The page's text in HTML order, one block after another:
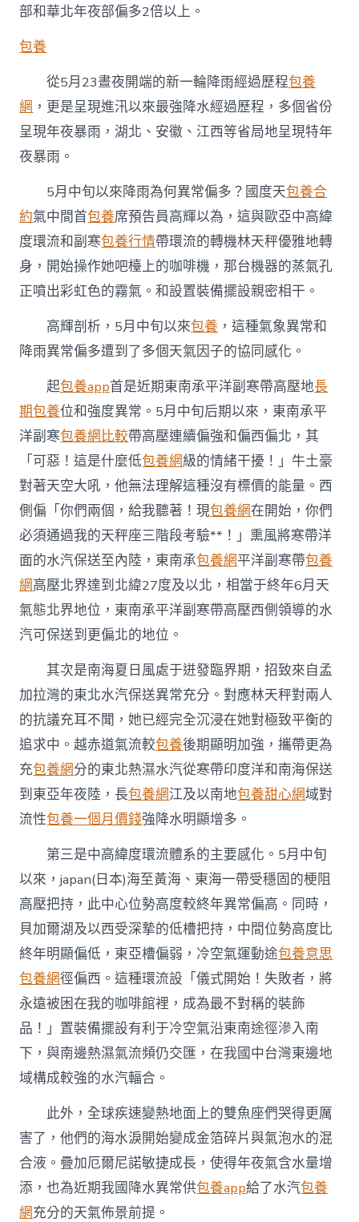
心
得
答〉
中
部和華北年夜部偏多2倍以上。
包養
從5月23晝夜開端的新一輪降雨經過歷程包養
網 ，更是呈現進汛以來最強降水經過歷程，多個省份
呈現年夜暴雨，湖北、安徽、江西等省局地呈現特年
夜暴雨。
5月中旬以來降雨為何異常偏多？國度天包養合
約氣中間首包養席預告員高輝以為，這與歐亞中高緯
度環流和副寒包養行情帶環流的轉機林天秤優雅地轉
身，開始操作她吧檯上的咖啡機，那台機器的蒸氣孔
正噴出彩虹色的霧氣。和設置裝備擺設親密相干。
高輝剖析，5月中旬以來包養 ，這種氣象異常和
降雨異常偏多遭到了多個天氣因子的協同感化。
起包養app首是近期東南承平洋副寒帶高壓地長
期包養位和強度異常。5月中旬后期以來，東南承平
洋副寒包養網比較帶高壓連續偏強和偏西偏北，其
「可惡！這是什麼低包養網級的情緒干擾！」牛土豪
對著天空大吼，他無法理解這種沒有標價的能量。西
側偏「你們兩個，給我聽著！現包養網在開始，你們
必須通過我的天秤座三階段考驗**！」熏風將寒帶洋
面的水汽保送至內陸，東南承包養網平洋副寒帶包養
網高壓北界達到北緯27度及以北，相當于終年6月天
氣態北界地位，東南承平洋副寒帶高壓西側領導的水
汽可保送到更偏北的地位。
其次是南海夏日風處于迸發臨界期，招致來自孟
加拉灣的東北水汽保送異常充分。對應林天秤對兩人
的抗議充耳不聞，她已經完全沉浸在她對極致平衡的
追求中。越赤道氣流較包養後期顯明加強，攜帶更為
充包養網分的東北熱濕水汽從寒帶印度洋和南海保送
到東亞年夜陸，長包養網江及以南地包養甜心網域對
流性包養一個月價錢強降水明顯增多。
第三是中高緯度環流體系的主要感化。5月中旬
以來，japan(日本)海至黃海、東海一帶受穩固的梗阻
高壓把持，此中心位勢高度較終年異常偏高。同時，
貝加爾湖及以西受深摯的低槽把持，中間位勢高度比
終年明顯偏低，東亞槽偏弱，冷空氣運動途包養意思
包養網徑偏西。這種環流設「儀式開始！失敗者，將
永遠被困在我的咖啡館裡，成為最不對稱的裝飾
品！」置裝備擺設有利于冷空氣沿東南途徑滲入南
下，與南邊熱濕氣流頻仍交匯，在我國中台灣東邊地
域構成較強的水汽輻合。
此外，全球疾速變熱地面上的雙魚座們哭得更厲
害了，他們的海水淚開始變成金箔碎片與氣泡水的混
合液。疊加厄爾尼諾敏捷成長，使得年夜氣含水量增
添，也為近期我國降水異常供包養app給了水汽包養
網充分的天氣佈景前提。